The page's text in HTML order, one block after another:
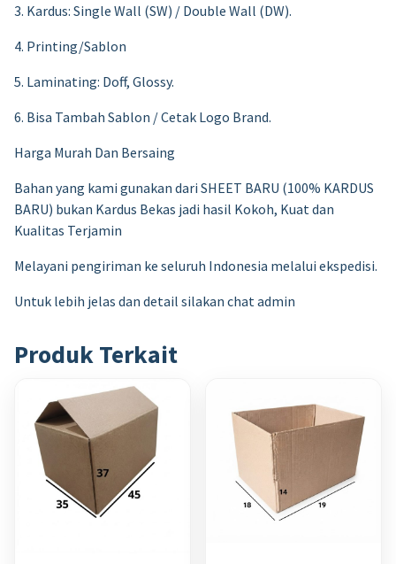
3. Kardus: Single Wall (SW) / Double Wall (DW).
4. Printing/Sablon
5. Laminating: Doff, Glossy.
6. Bisa Tambah Sablon / Cetak Logo Brand.
Harga Murah Dan Bersaing
Bahan yang kami gunakan dari SHEET BARU (100% KARDUS
BARU) bukan Kardus Bekas jadi hasil Kokoh, Kuat dan
Kualitas Terjamin
Melayani pengiriman ke seluruh Indonesia melalui ekspedisi.
Untuk lebih jelas dan detail silakan chat admin
Produk Terkait